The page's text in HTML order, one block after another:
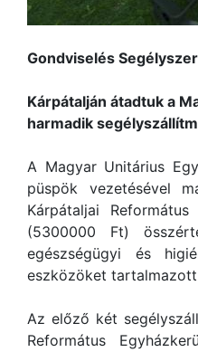
Gondviselés
Kárpátalján átadtuk a
harmadik
A Magyar Unitárius
püspök vezetésével
Kárpátaljai
(5300000 Ft)
egészségügyi és
eszközöket
Az előző két
Református